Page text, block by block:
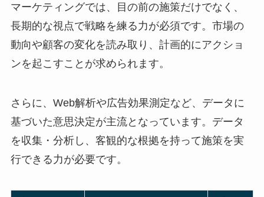
マーケティングでは、目の前の施策だけでなく、
長期的な視点で戦略を練る力が必須です。市場の
動向や顧客の変化を読み取り、計画的にアクショ
ンを起こすことが求められます。
さらに、Web解析や広告効果測定など、データに
基づいた意思決定が主流となっています。データ
を収集・分析し、客観的な根拠を持って施策を実
行できる力が必要です。